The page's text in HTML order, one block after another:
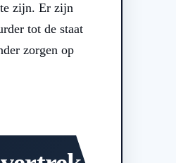
zijn. Er zijn
tot de staat
zorgen op